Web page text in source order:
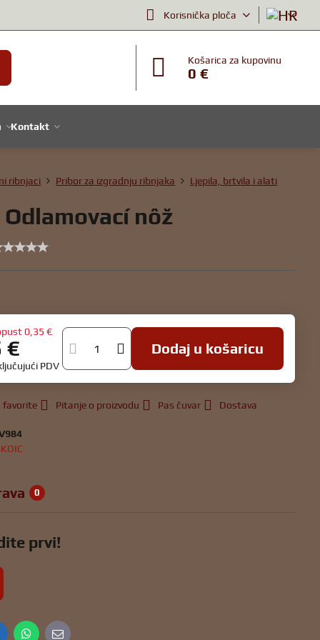
Korisnička ploča
Košarica za kupovinu
0 €
Kontakt
ribnjaci Pribor za izgradnju ribnjaka Ljepila, brtvila i alati
Odlamovací nôž
0,35 €
€
PDV
Dodaj u košaricu
favorite Pitanje o proizvodu Pas čuvar Dostava
KOIC
0
prvi!